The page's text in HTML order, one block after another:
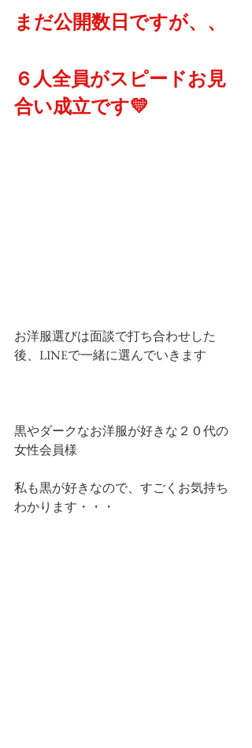
まだ公開数日ですが、、
６人全員がスピードお見
合い成立です💛
お洋服選びは面談で打ち合わせした
後、LINEで一緒に選んでいきます
黒やダークなお洋服が好きな２０代の
女性会員様
私も黒が好きなので、すごくお気持ち
わかります・・・